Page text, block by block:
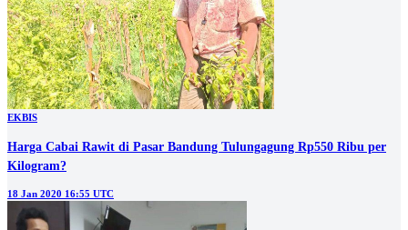
EKBIS
Harga Cabai Rawit di Pasar Bandung Tulungagung Rp550 Ribu per
Kilogram?
18 Jan 2020 16:55 UTC